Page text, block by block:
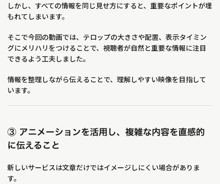
しかし、すべての情報を同じ見せ方にすると、重要なポイントが埋
もれてしまいます。
そこで今回の動画では、テロップの大きさや配置、表示タイミン
グにメリハリをつけることで、視聴者が自然と重要な情報に注目
できるよう工夫しました。
情報を整理しながら伝えることで、理解しやすい映像を目指して
います。
③ アニメーションを活用し、複雑な内容を直感的
に伝えること
新しいサービスは文章だけではイメージしにくい場合がありま
す。